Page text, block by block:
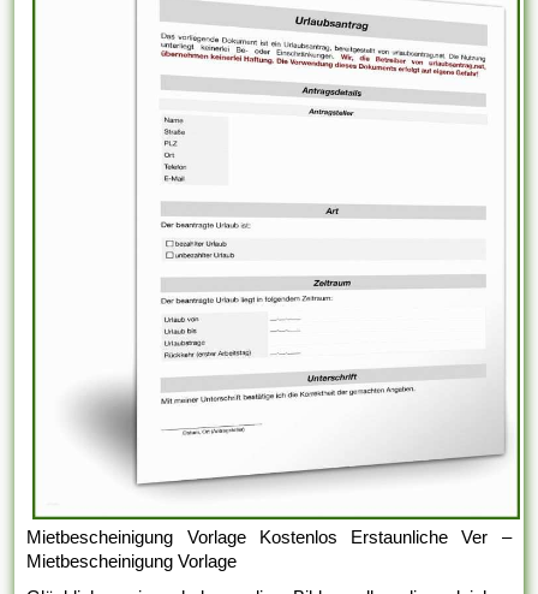
Mietbescheinigung Vorlage Kostenlos Erstaunliche Ver –
Mietbescheinigung Vorlage